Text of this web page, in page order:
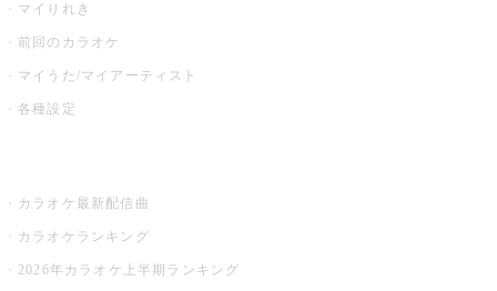
マイりれき
前回のカラオケ
マイうた/マイアーティスト
各種設定
カラオケ最新配信曲
カラオケランキング
2026年カラオケ上半期ランキング